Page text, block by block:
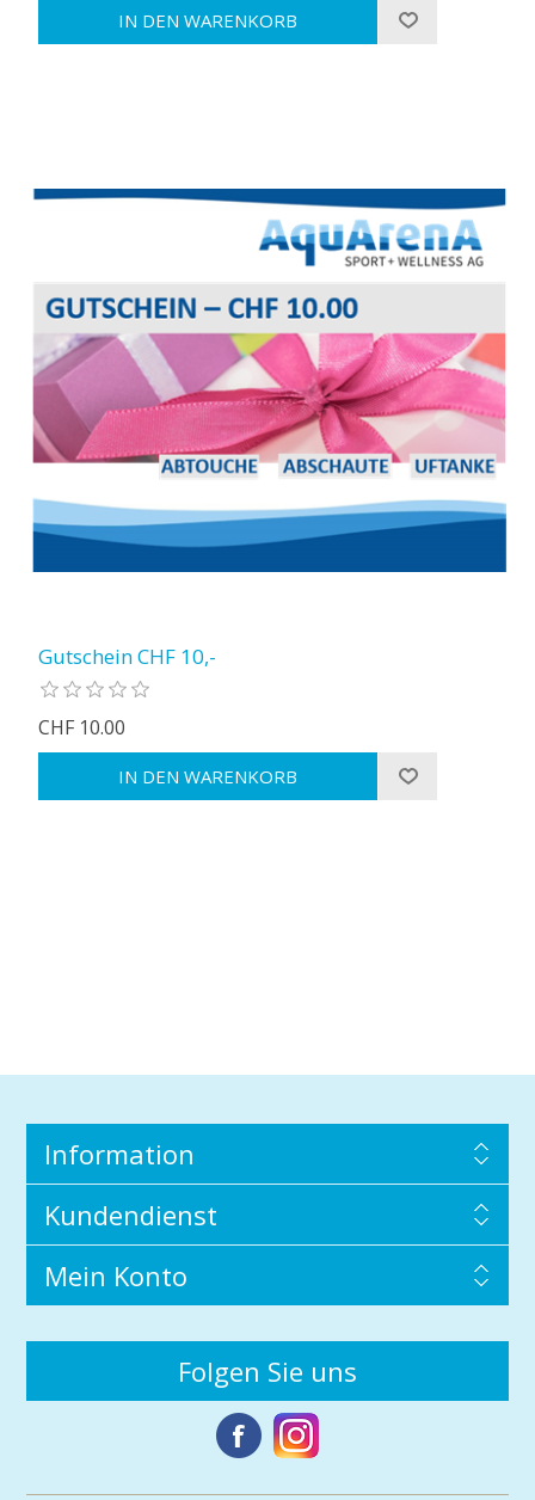
Gutschein CHF 10,-
CHF 10.00
Information
Kundendienst
Mein Konto
Folgen Sie uns